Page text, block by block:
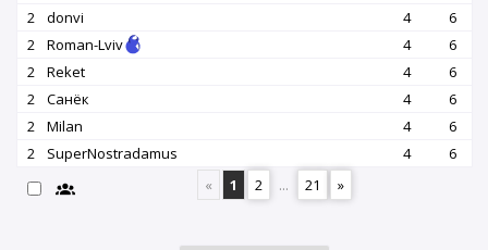
2
donvi 4
6
2
Roman-Lviv 4
6
2
Reket 4
6
2
Санёк 4
6
2
Milan 4
6
2
SuperNostradamus 4
6
«
1 2 ... 21 »